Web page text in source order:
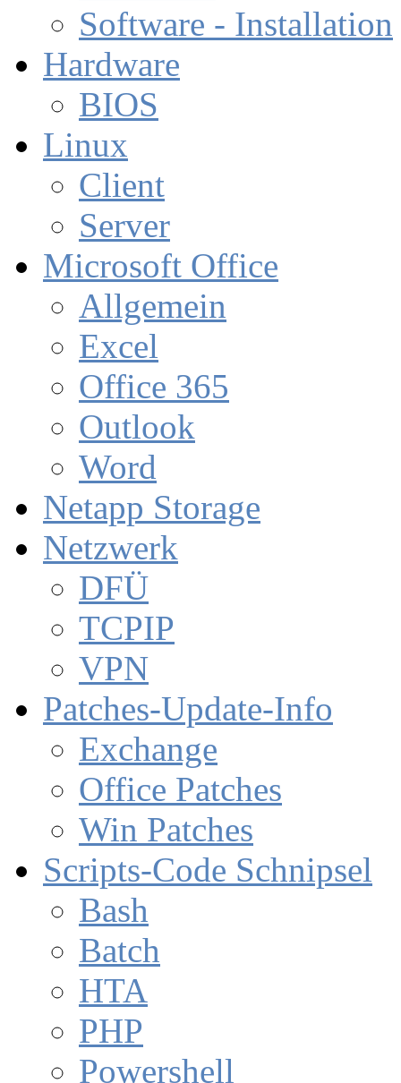
Software - Installation
Hardware
BIOS
Linux
Client
Server
Microsoft Office
Allgemein
Excel
Office 365
Outlook
Word
Netapp Storage
Netzwerk
DFÜ
TCPIP
VPN
Patches-Update-Info
Exchange
Office Patches
Win Patches
Scripts-Code Schnipsel
Bash
Batch
HTA
PHP
Powershell